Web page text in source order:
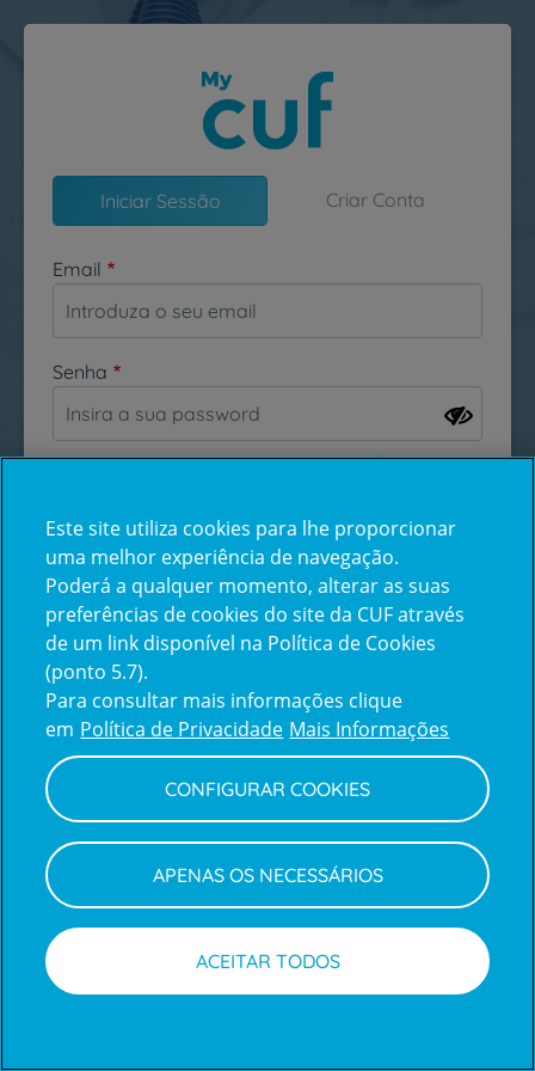
Passar para o conteúdo principal
Iniciar Sessão Criar Conta
Email
Senha
Esqueceu-se da sua password?
Inicie sessão com a Apple
Centro de Apoio ao Cliente | Política de Privacidade e Cookies
Este site utiliza cookies para lhe proporcionar
uma melhor experiência de navegação.
Poderá a qualquer momento, alterar as suas
preferências de cookies do site da CUF através
de um link disponível na Política de Cookies
(ponto 5.7).
Para consultar mais informações clique
em Política de Privacidade Mais Informações
CONFIGURAR COOKIES
APENAS OS NECESSÁRIOS
ACEITAR TODOS